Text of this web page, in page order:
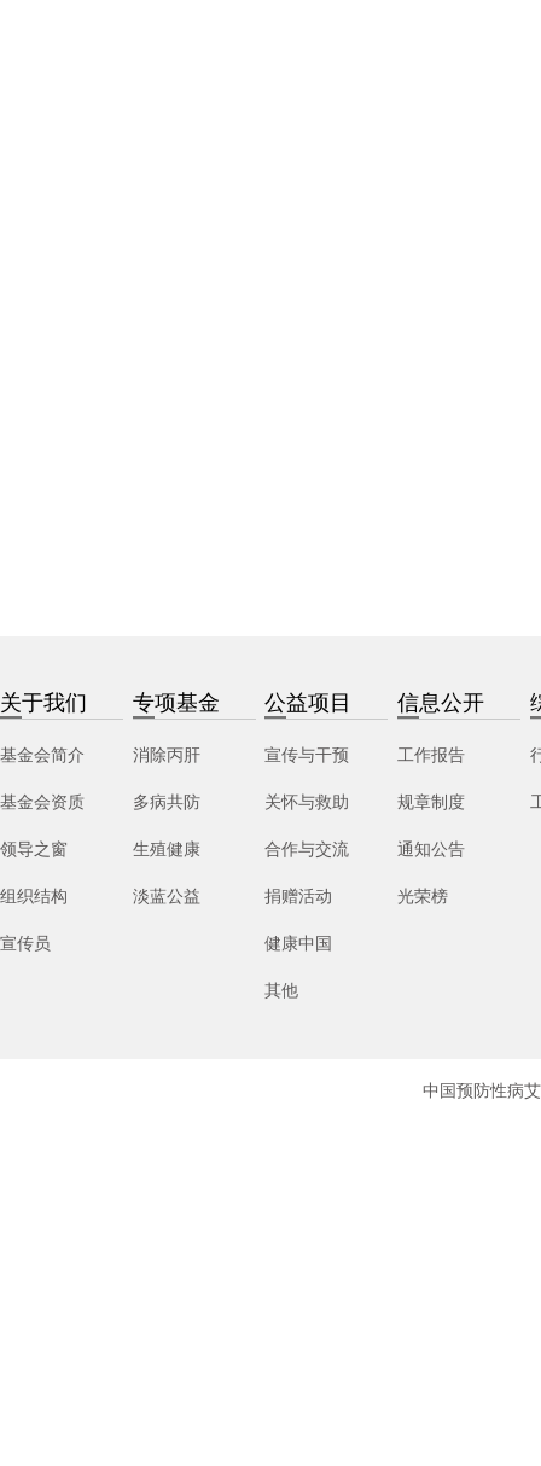
关于我们
基金会简介
基金会资质
领导之窗
组织结构
宣传员
专项基金
消除丙肝
多病共防
生殖健康
淡蓝公益
公益项目
宣传与干预
关怀与救助
合作与交流
捐赠活动
健康中国
其他
信息公开
工作报告
规章制度
通知公告
光荣榜
中国预防性病